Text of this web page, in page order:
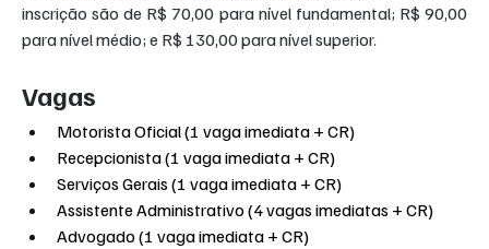
inscrição são de R$ 70,00 para nível fundamental; R$ 90,00
para nível médio; e R$ 130,00 para nível superior.
Vagas
Motorista Oficial (1 vaga imediata + CR)
Recepcionista (1 vaga imediata + CR)
Serviços Gerais (1 vaga imediata + CR)
Assistente Administrativo (4 vagas imediatas + CR)
Advogado (1 vaga imediata + CR)